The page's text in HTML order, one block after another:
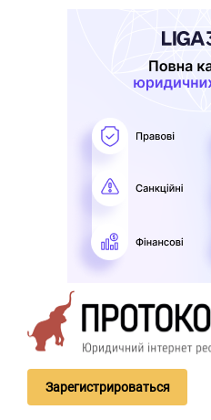
Зарегистрироваться